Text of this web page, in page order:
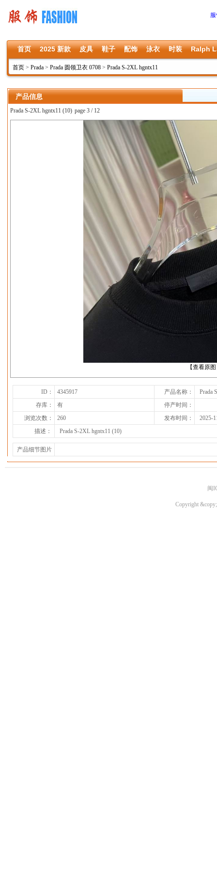
首页 2025 新款 皮具 鞋子 配饰 泳衣 时装 Ralph
首页 > Prada > Prada 圆领卫衣 0708 > Prada S-2XL hgntx11
产品信息
Prada S-2XL hgntx11 (10) page 3 / 12
【查看原
ID： 4345917 产品名称：
Prada
存库：
有
停产时间：
浏览次数：
260 发布时间：
2025-
描述：
Prada S-2XL hgntx11 (10)
产品细节图片
闽
Copyright